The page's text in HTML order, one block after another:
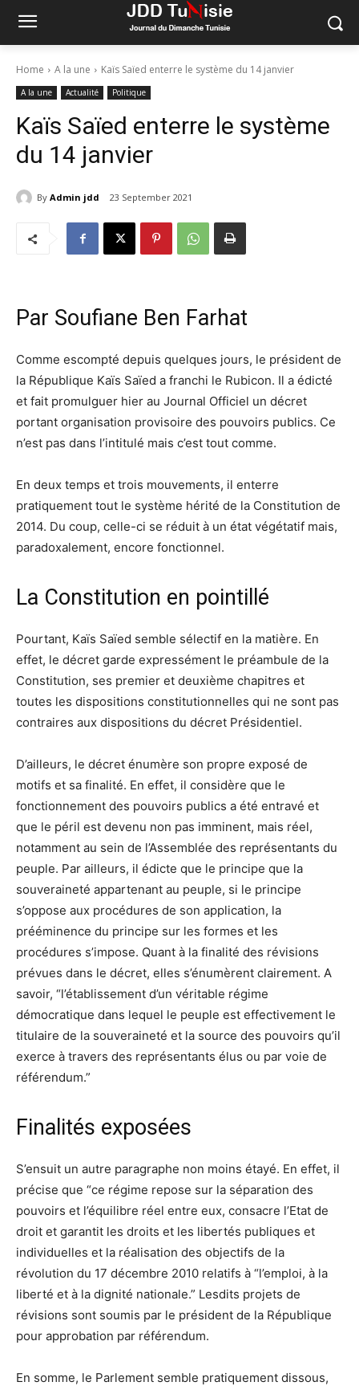
Home A la une Kaïs Saïed enterre le système du 14 janvier
A la une Actualité Politique
Kaïs Saïed enterre le système
du 14 janvier
By Admin jdd 23 September 2021
Par Soufiane Ben Farhat
Comme escompté depuis quelques jours, le président de
la République Kaïs Saïed a franchi le Rubicon. Il a édicté
et fait promulguer hier au Journal Officiel un décret
portant organisation provisoire des pouvoirs publics. Ce
n’est pas dans l’intitulé mais c’est tout comme.
En deux temps et trois mouvements, il enterre
pratiquement tout le système hérité de la Constitution de
2014. Du coup, celle-ci se réduit à un état végétatif mais,
paradoxalement, encore fonctionnel.
La Constitution en pointillé
Pourtant, Kaïs Saïed semble sélectif en la matière. En
effet, le décret garde expressément le préambule de la
Constitution, ses premier et deuxième chapitres et
toutes les dispositions constitutionnelles qui ne sont pas
contraires aux dispositions du décret Présidentiel.
D’ailleurs, le décret énumère son propre exposé de
motifs et sa finalité. En effet, il considère que le
fonctionnement des pouvoirs publics a été entravé et
que le péril est devenu non pas imminent, mais réel,
notamment au sein de l’Assemblée des représentants du
peuple. Par ailleurs, il édicte que le principe que la
souveraineté appartenant au peuple, si le principe
s’oppose aux procédures de son application, la
prééminence du principe sur les formes et les
procédures s’impose. Quant à la finalité des révisions
prévues dans le décret, elles s’énumèrent clairement. A
savoir, “l’établissement d’un véritable régime
démocratique dans lequel le peuple est effectivement le
titulaire de la souveraineté et la source des pouvoirs qu’il
exerce à travers des représentants élus ou par voie de
référendum.”
Finalités exposées
S’ensuit un autre paragraphe non moins étayé. En effet, il
précise que “ce régime repose sur la séparation des
pouvoirs et l’équilibre réel entre eux, consacre l’Etat de
droit et garantit les droits et les libertés publiques et
individuelles et la réalisation des objectifs de la
révolution du 17 décembre 2010 relatifs à “l’emploi, à la
liberté et à la dignité nationale.” Lesdits projets de
révisions sont soumis par le président de la République
pour approbation par référendum.
En somme, le Parlement semble pratiquement dissous,